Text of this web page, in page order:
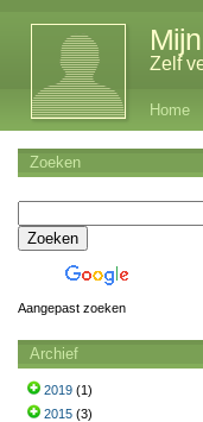
Zelf
Home
Zoeken
Aangepast zoeken
Archief
2019 (1)
2015 (3)